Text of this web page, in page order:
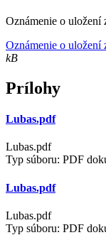
Oznámenie o uložení
Oznámenie o uložení
kB
Prílohy
Lubas.pdf
Lubas.pdf
Typ súboru: PDF
Lubas.pdf
Lubas.pdf
Typ súboru: PDF